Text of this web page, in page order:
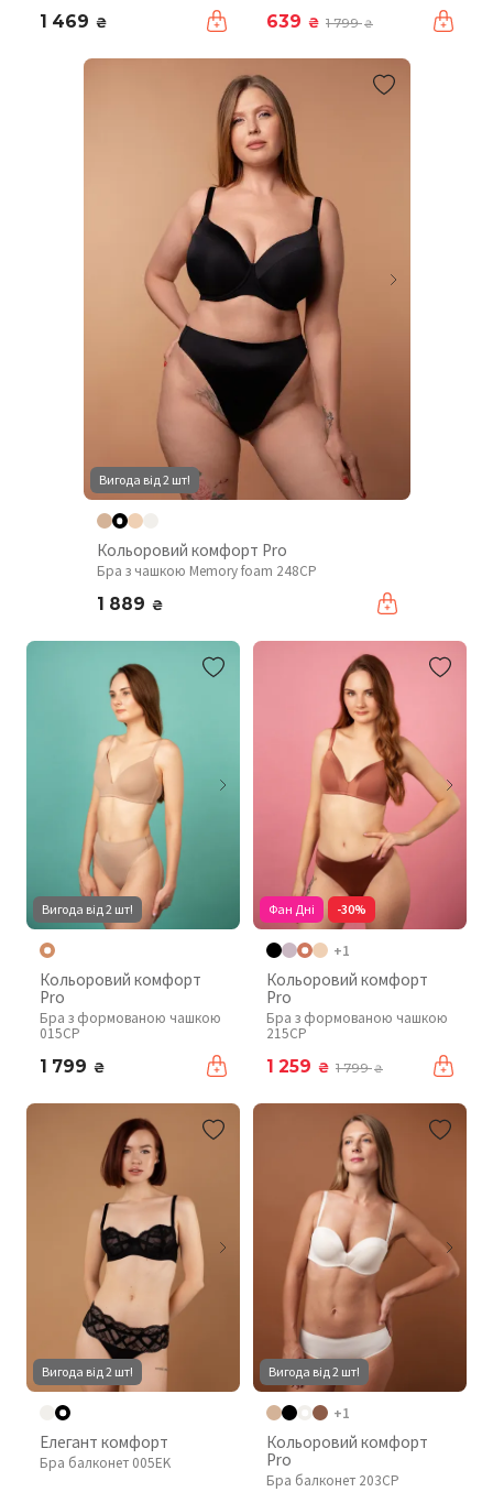
1 469 ₴ 639 ₴ 1 799₴
Вигода від 2 шт!
Кольоровий комфорт Pro
Бра з чашкою Memory foam 248CP
1 889 ₴
Вигода від 2 шт!
Кольоровий комфорт
Pro
Бра з формованою чашкою
015CP
1 799 ₴
Фан Дні -30%
+1
Кольоровий комфорт
Pro
Бра з формованою чашкою
215CP
1 259 ₴ 1 799₴
Вигода від 2 шт!
Елегант комфорт
Бра балконет 005EK
Вигода від 2 шт!
+1
Кольоровий комфорт
Pro
Бра балконет 203CP